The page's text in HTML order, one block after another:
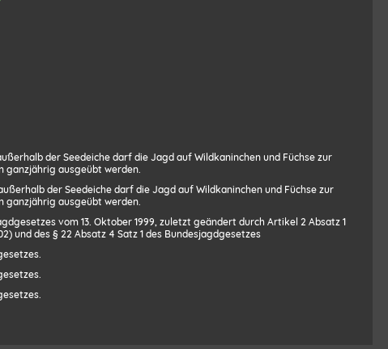
der Seedeiche darf die Jagd auf Wildkaninchen und Füchse zur
ganzjährig ausgeübt werden.
der Seedeiche darf die Jagd auf Wildkaninchen und Füchse zur
ganzjährig ausgeübt werden.
vom 13. Oktober 1999, zuletzt geändert durch Artikel 2 Absatz 1
und des § 22 Absatz 4 Satz 1 des Bundesjagdgesetzes